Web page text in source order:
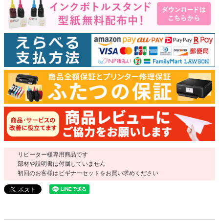
リピーター様専用商品です
部材や説明書は付属していません
初回のお客様はビギナーセットをお買い求めください